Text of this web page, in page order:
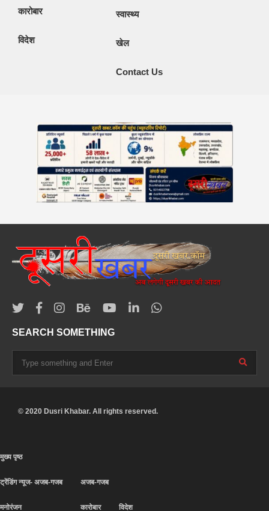
कारोबार
विदेश
स्वास्थ्य
खेल
Contact Us
SEARCH SOMETHING
© 2020 Dusri Khabar. All rights reserved.
मुख्य पृष्ठ
ट्रेंडिंग न्यूज- अजब-गजब
मनोरंजन
अजब-गजब
कारोबार विदेश